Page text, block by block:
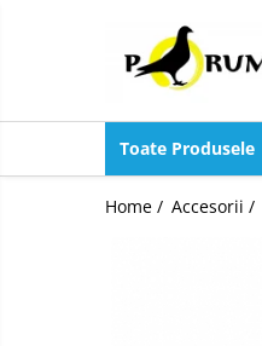
Toate Produsele
Toate Produsele
Home / Accesorii /